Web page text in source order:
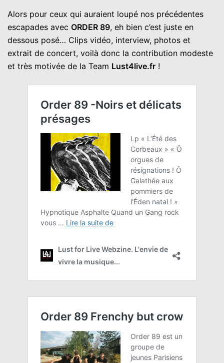
Alors pour ceux qui auraient loupé nos précédentes
escapades avec ORDER 89, eh bien c’est juste en
dessous posé… Clips vidéo, interview, photos et
extrait de concert, voilà donc la contribution modeste
et très motivée de la Team Lust4live.fr !